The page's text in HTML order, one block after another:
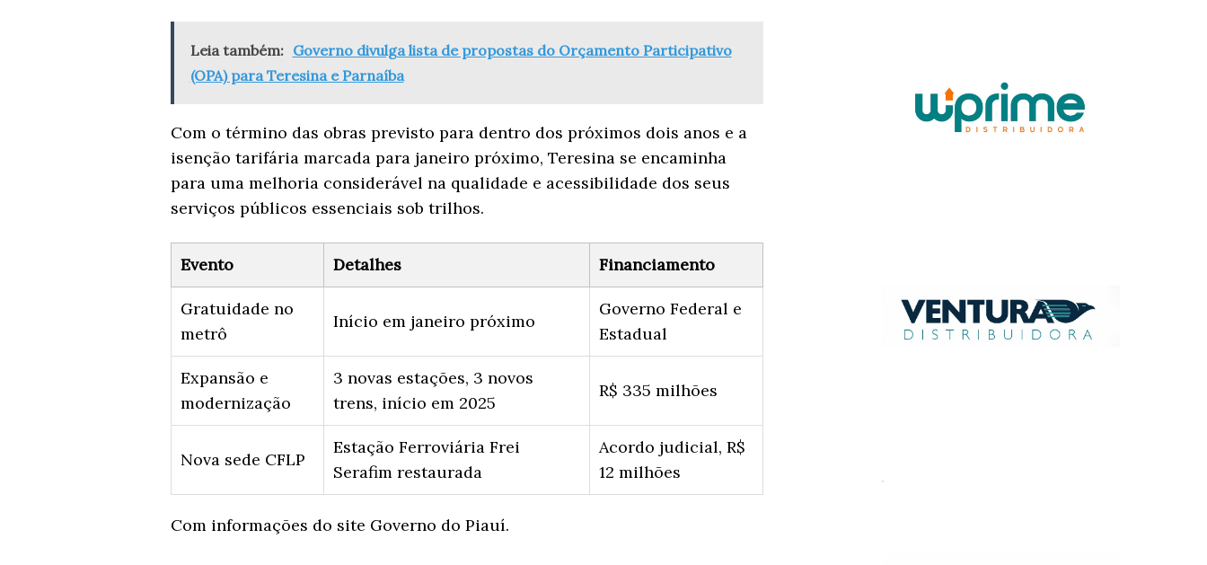
Leia também: Governo divulga lista de propostas do Orçamento Participativo
(OPA) para Teresina e Parnaíba
Com o término das obras previsto para dentro dos próximos dois anos e a
isenção tarifária marcada para janeiro próximo, Teresina se encaminha
para uma melhoria considerável na qualidade e acessibilidade dos seus
serviços públicos essenciais sob trilhos.
Evento Detalhes Financiamento
Gratuidade no
metrô
Início em janeiro próximo
Governo Federal e
Estadual
Expansão e
modernização
3 novas estações, 3 novos
trens, início em 2025
R$ 335 milhões
Nova sede CFLP
Estação Ferroviária Frei
Serafim restaurada
Acordo judicial, R$
12 milhões
Com informações do site Governo do Piauí.